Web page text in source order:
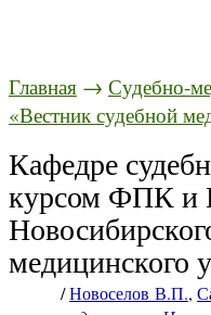
Главная → Судебно-
«Вестник судебной
Кафедре
курсом ФПК
медицинского
/Новоселов В.П.,